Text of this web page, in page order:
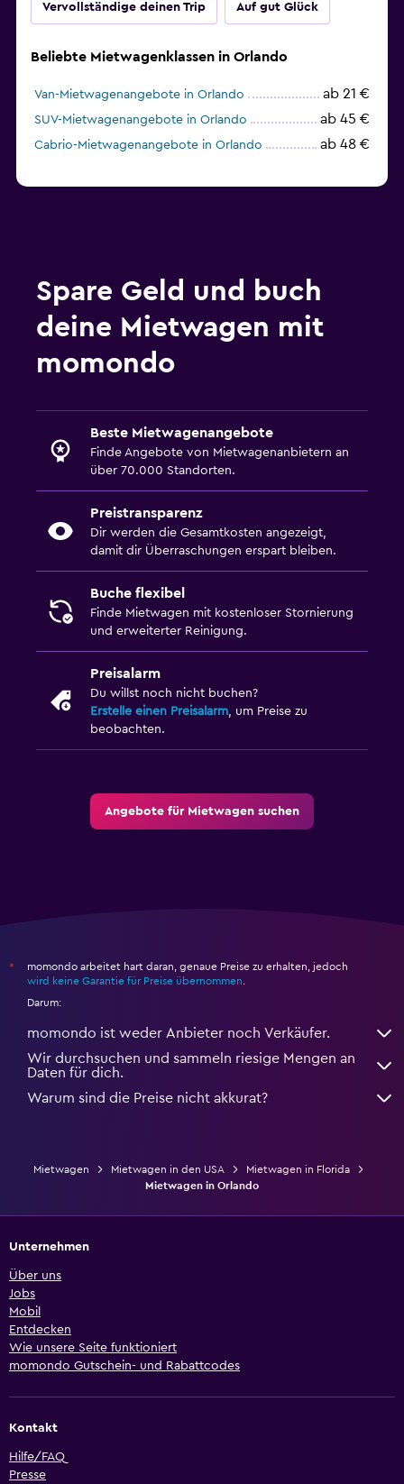
Vervollständige deinen Trip Auf gut Glück
Beliebte Mietwagenklassen in Orlando
Van-Mietwagenangebote in Orlando ab 21 €
SUV-Mietwagenangebote in Orlando ab 45 €
Cabrio-Mietwagenangebote in Orlando ab 48 €
Spare Geld und buch
deine Mietwagen mit
momondo
Beste Mietwagenangebote
Finde Angebote von Mietwagenanbietern an
über 70.000 Standorten.
Preistransparenz
Dir werden die Gesamtkosten angezeigt,
damit dir Überraschungen erspart bleiben.
Buche flexibel
Finde Mietwagen mit kostenloser Stornierung
und erweiterter Reinigung.
Preisalarm
Du willst noch nicht buchen?
Erstelle einen Preisalarm, um Preise zu
beobachten.
Angebote für Mietwagen suchen
*
momondo arbeitet hart daran, genaue Preise zu erhalten, jedoch
wird keine Garantie für Preise übernommen
Darum:
momondo ist weder Anbieter noch Verkäufer.
Wir durchsuchen und sammeln riesige Mengen an
Daten für dich.
Warum sind die Preise nicht akkurat?
Mietwagen Mietwagen in den USA
Mietwagen in Florida
Mietwagen in Orlando
Unternehmen
Über uns
Jobs
Mobil
Entdecken
Wie unsere Seite funktioniert
momondo Gutschein- und Rabattcodes
Kontakt
Hilfe/FAQ
Presse